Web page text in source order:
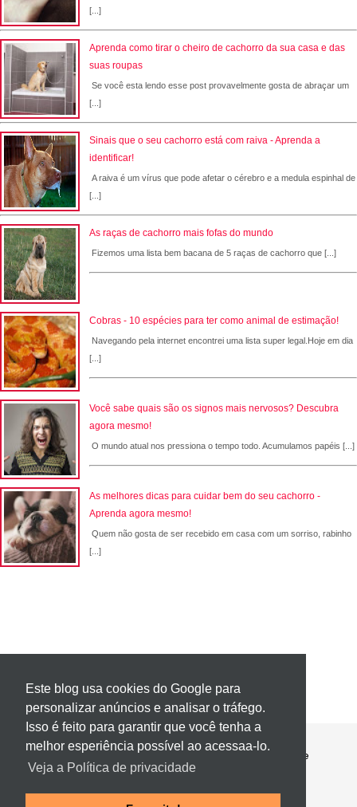
Este blog usa cookies do Google para
personalizar anúncios e analisar o tráfego.
Isso é feito para garantir que você tenha a
melhor esperiência possível ao acessaa-lo.
Veja a Política de privacidade
[...]
Aprenda como tirar o cheiro de cachorro da sua casa e das
suas roupas
Se você esta lendo esse post provavelmente gosta de abraçar um
[...]
Sinais que o seu cachorro está com raiva - Aprenda a
identificar!
A raiva é um vírus que pode afetar o cérebro e a medula espinhal de
[...]
As raças de cachorro mais fofas do mundo
Fizemos uma lista bem bacana de 5 raças de cachorro que [...]
Cobras - 10 espécies para ter como animal de estimação!
Navegando pela internet encontrei uma lista super legal.Hoje em dia
[...]
Você sabe quais são os signos mais nervosos? Descubra
agora mesmo!
O mundo atual nos pressiona o tempo todo. Acumulamos papéis [...]
As melhores dicas para cuidar bem do seu cachorro -
Aprenda agora mesmo!
Quem não gosta de ser recebido em casa com um sorriso, rabinho
[...]
Contato Política de Privacidade
Sobre